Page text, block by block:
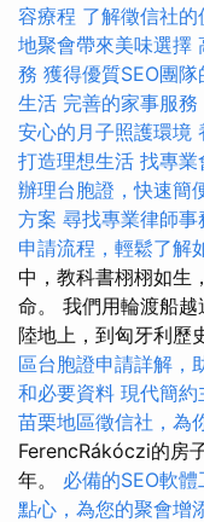
容療程 了解徵信社
地聚會帶來美味選擇
務 獲得優質SEO團隊
生活 完善的家事服
安心的月子照護環境
打造理想生活 找專業
辦理台胞證，快速簡
方案 尋找專業律師
申請流程，輕鬆了解
中，教科書栩栩如生
命。 我們用輪渡船
陸地上，到匈牙利歷
區台胞證申請詳解，
和必要資料 現代簡約
苗栗地區徵信社，為
FerencRákóczi的房
年。 必備的SEO軟體
點心，為您的聚會增